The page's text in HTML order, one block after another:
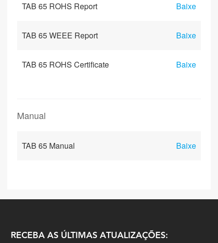
TAB 65 ROHS Report Baixe
TAB 65 WEEE Report Baixe
TAB 65 ROHS Certificate Baixe
Manual
TAB 65 Manual Baixe
RECEBA AS ÚLTIMAS ATUALIZAÇÕES: